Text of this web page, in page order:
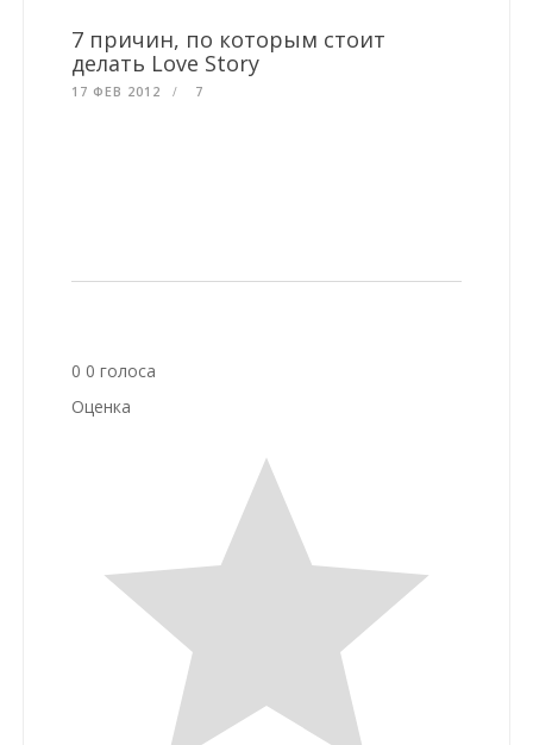
7 причин, по которым стоит
делать Love Story
17 ФЕВ 2012 7
0 0 голоса
Оценка